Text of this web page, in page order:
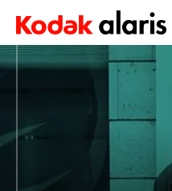
Salta al contenuto principale